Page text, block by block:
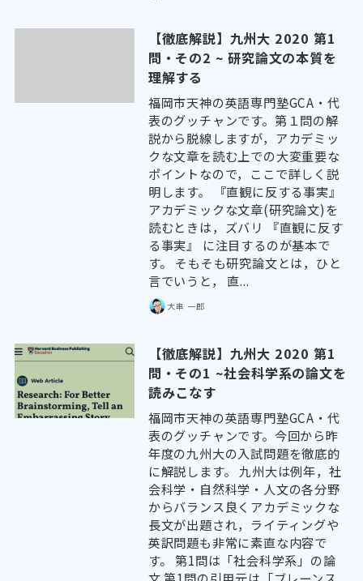
【徹底解説】九州大 2020 第1
問・その2 ~ 研究論文の本質を
理解する
福岡市天神の英語専門塾GCA・代
表のグッチャンです。第１問の解
説から脱線しますが，アカデミッ
クな文章を読む上での大変重要な
ポイントなので，ここで詳しく説
明します。 『直観に反する事実』
アカデミックな文章(研究論文)を
読むときは，ズバリ 『直観に反す
る事実』 に注目するのが基本で
す。 そもそも研究論文とは，ひと
言でいうと， 直...
大串 一郎
【徹底解説】九州大 2020 第1
問・その1 ~社会科学系の論文を
読みこなす
福岡市天神の英語専門塾GCA・代
表のグッチャンです。今回から昨
年度の九州大の入試問題を徹底的
に解説します。 九州大は例年，社
会科学・自然科学・人文の各分野
からバランス良くアカデミックな
長文が出題され，ライティングや
英訳問題も非常に素直な内容で
す。 第1問は「社会科学系」の論